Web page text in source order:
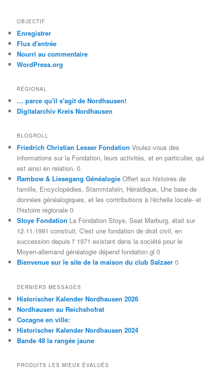
OBJECTIF
Enregistrer
Flux d'entrée
Nourri au commentaire
WordPress.org
RÉGIONAL
… parce qu'il s'agit de Nordhausen!
Digitalarchiv Kreis Nordhausen
BLOGROLL
Friedrich Christian Lesser Fondation Voulez-vous des
informations sur la Fondation, leurs activités, et en particulier, qui
est ainsi en relation. 0
Rambow & Liesegang Généalogie Offert aux histoires de
famille, Encyclopédies, Stammtafeln, Héraldique, Une base de
données généalogiques, et les contributions à l'échelle locale- et
l'histoire régionale 0
Stoye Fondation La Fondation Stoye, Seat Marburg, était sur
12.11.1991 construit. C'est une fondation de droit civil, en
succession depuis l' 1971 existant dans la société pour le
Moyen-allemand généalogie dépend fondation gl 0
Bienvenue sur le site de la maison du club Salzaer 0
DERNIERS MESSAGES
Historischer Kalender Nordhausen 2026
Nordhausen au Reichshofrat
Cocagne en ville:
Historischer Kalender Nordhausen 2024
Bande 48 la rangée jaune
PRODUITS LES MIEUX ÉVALUÉS